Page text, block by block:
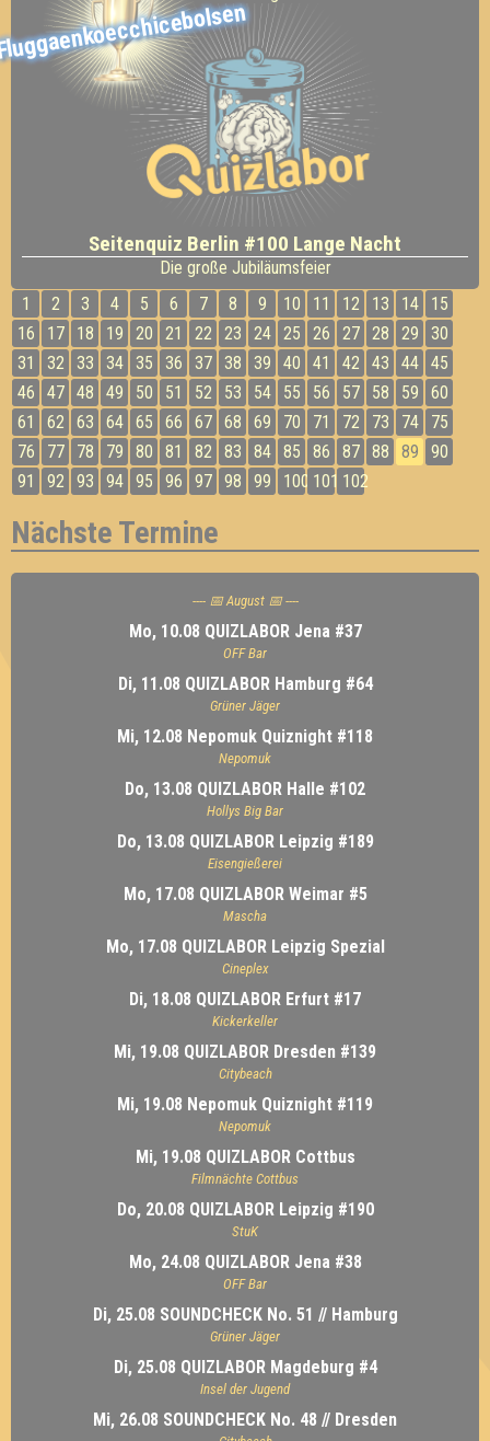
Seitenquiz Berlin #100 Lange Nacht
Die große Jubiläumsfeier
1
2 3 4 5 6 7 8 9 10 11 12 13 14
15
16
17 18 19 20 21 22 23 24 25 26 27 28 29
30
31
32 33 34 35 36 37 38 39 40 41 42 43 44 45
46
47 48 49 50 51 52 53 54 55 56 57 58 59
60
61
62 63 64 65 66 67 68 69 70 71 72 73 74
75
76
77 78 79 80 81 82 83 84 85 86 87 88 89
90
91
92 93 94 95 96 97 98 99 100 101 102
Nächste Termine
---- 📅 August 📅 ----
Mo, 10.08 QUIZLABOR Jena #37
OFF Bar
Di, 11.08 QUIZLABOR Hamburg #64
Grüner Jäger
Mi, 12.08 Nepomuk Quiznight #118
Nepomuk
Do, 13.08 QUIZLABOR Halle #102
Hollys Big Bar
Do, 13.08 QUIZLABOR Leipzig #189
Eisengießerei
Mo, 17.08 QUIZLABOR Weimar #5
Mascha
Mo, 17.08 QUIZLABOR Leipzig Spezial
Cineplex
Di, 18.08 QUIZLABOR Erfurt #17
Kickerkeller
Mi, 19.08 QUIZLABOR Dresden #139
Citybeach
Mi, 19.08 Nepomuk Quiznight #119
Nepomuk
Mi, 19.08 QUIZLABOR Cottbus
Filmnächte Cottbus
Do, 20.08 QUIZLABOR Leipzig #190
StuK
Mo, 24.08 QUIZLABOR Jena #38
OFF Bar
Di, 25.08 SOUNDCHECK No. 51 // Hamburg
Grüner Jäger
Di, 25.08 QUIZLABOR Magdeburg #4
Insel der Jugend
Mi, 26.08 SOUNDCHECK No. 48 // Dresden